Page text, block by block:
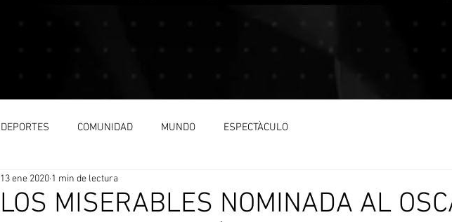
DEPORTES COMUNIDAD MUNDO ESPECTÀCULO
LOS MISERABLES NOMINADA AL
13 ene 2020 1 min de lectura